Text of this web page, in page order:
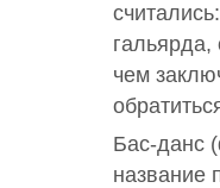
гальярда,
чем
Бас-данс
название